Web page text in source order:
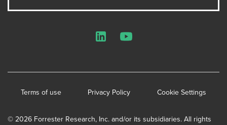
© 2026 Forrester Research, Inc. and/or its subsidiaries. All rights
Terms of use Privacy Policy Cookie Settings
LinkedInYouTube